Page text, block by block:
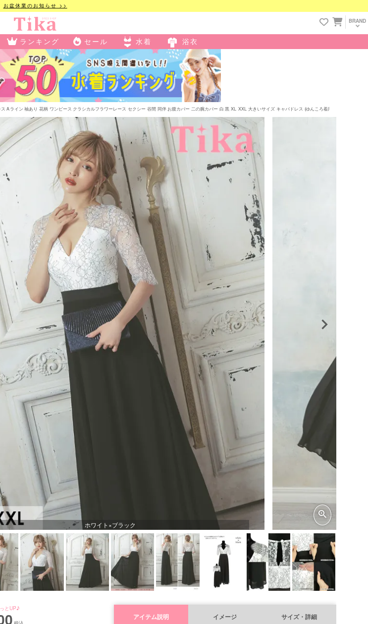
お盆休業のお知らせ >>
BRAND
ランキング セール 水着 浴衣
ス Aライン 袖あり 花柄 ワンピース クラシカルフラワーレース セクシー 谷間 同伴 お腹カバー 二の腕カバー 白 黒 XL XXL 大きいサイズ キャバドレス (ゆんころ着用) [tk-ld2237]
ホワイト×ブラック
とUP♪
アイテム説明 イメージ サイズ・詳細